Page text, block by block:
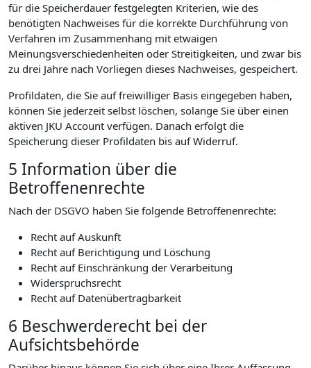
für die Speicherdauer festgelegten Kriterien, wie des
benötigten Nachweises für die korrekte Durchführung von
Verfahren im Zusammenhang mit etwaigen
Meinungsverschiedenheiten oder Streitigkeiten, und zwar bis
zu drei Jahre nach Vorliegen dieses Nachweises, gespeichert.
Profildaten, die Sie auf freiwilliger Basis eingegeben haben,
können Sie jederzeit selbst löschen, solange Sie über einen
aktiven JKU Account verfügen. Danach erfolgt die
Speicherung dieser Profildaten bis auf Widerruf.
5 Information über die
Betroffenenrechte
Nach der DSGVO haben Sie folgende Betroffenenrechte:
Recht auf Auskunft
Recht auf Berichtigung und Löschung
Recht auf Einschränkung der Verarbeitung
Widerspruchsrecht
Recht auf Datenübertragbarkeit
6 Beschwerderecht bei der
Aufsichtsbehörde